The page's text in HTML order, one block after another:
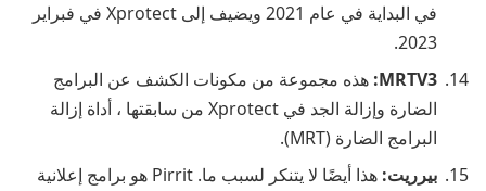
في البداية في عام 2021 ويضيف إلى Xprotect في فبراير
2023.
MRTV3: هذه مجموعة من مكونات الكشف عن البرامج
الضارة وإزالة الجد في Xprotect من سابقتها ، أداة إزالة
البرامج الضارة (MRT).
بيرريت:
هذا أيضًا لا يتنكر لسبب ما. Pirrit هو برامج إعلانية